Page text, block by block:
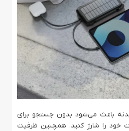
باعث می‌شود بدون جستجو برای
خود را شارژ کنید. همچنین ظرفیت